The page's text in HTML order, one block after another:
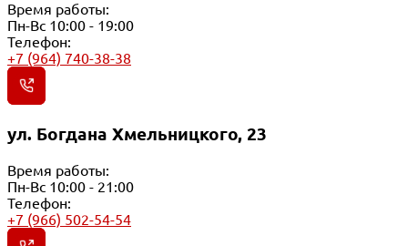
Время работы:
Пн-Вс 10:00 - 19:00
Телефон:
+7 (964) 740-38-38
ул. Богдана Хмельницкого, 23
Время работы:
Пн-Вс 10:00 - 21:00
Телефон:
+7 (966) 502-54-54